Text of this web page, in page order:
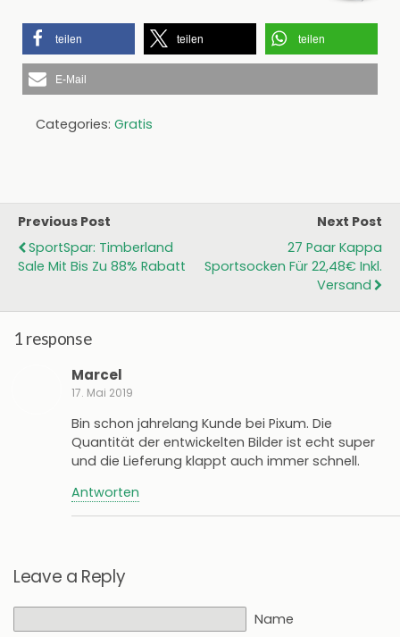
teilen teilen teilen
E-Mail
Categories: Gratis
Previous Post
SportSpar: Timberland
Sale Mit Bis Zu 88% Rabatt
Next Post
27 Paar Kappa
Sportsocken Für 22,48€ Inkl.
Versand
1 response
Marcel
17. Mai 2019
Bin schon jahrelang Kunde bei Pixum. Die
Quantität der entwickelten Bilder ist echt super
und die Lieferung klappt auch immer schnell.
Antworten
Leave a Reply
Name